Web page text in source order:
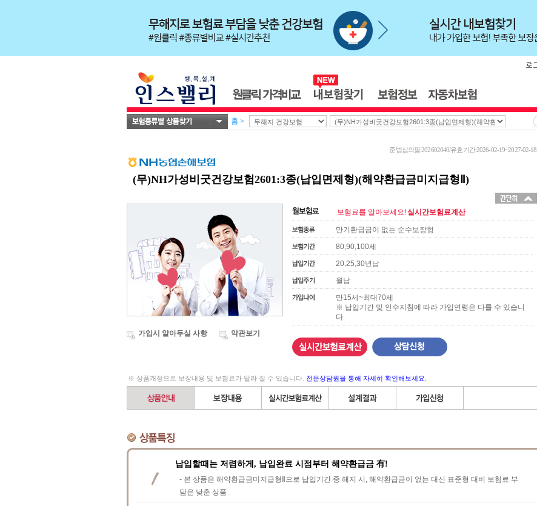
홈 >
준법심의필:202602040/유효기간:2026-02-19~2027-02-18
(무)NH가성비굿건강보험2601:3종(납입면제형)(해약환급금미지급형Ⅱ)
가입시 알아두실 사항 약관보기
보험료를 알아보세요!실시간보험료계산
만기환급금이 없는 순수보장형
80,90,100세
20,25,30년납
월납
만15세~최대70세
※ 납입기간 및 인수지침에 따라 가입연령은 다를 수 있습니
다.
※ 상품개정으로 보장내용 및 보험료가 달라 질 수 있습니다. 전문상담원을 통해 자세히 확인해보세요.
납입할때는 저렴하게, 납입완료 시점부터 해약환급금 有!
- 본 상품은 해약환급금미지급형Ⅱ으로 납입기간 중 해지 시, 해약환급금이 없는 대신 표준형 대비 보험료 부
담은 낮춘 상품